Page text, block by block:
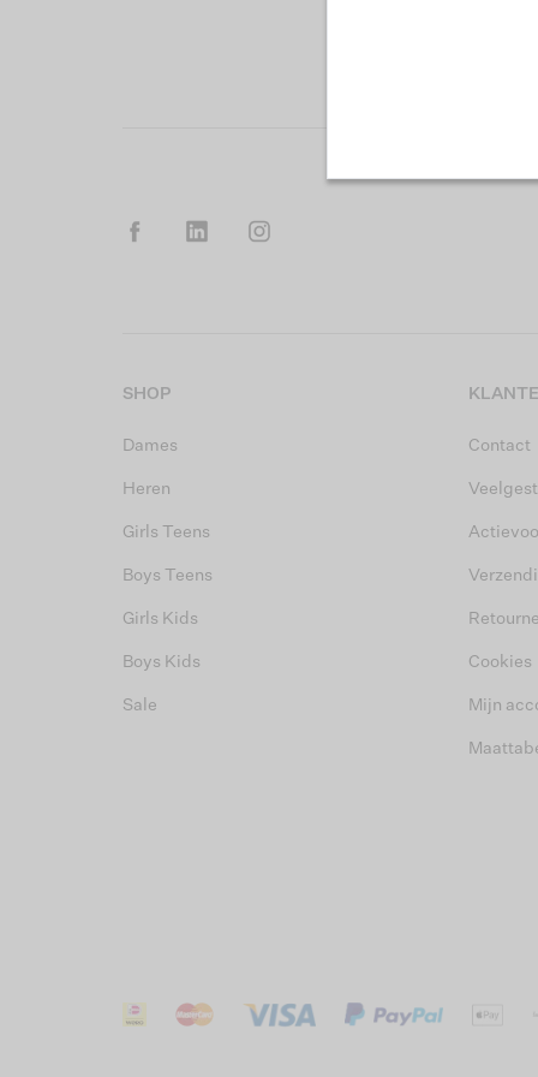
SHOP
Dames
Heren
Girls Teens
Boys Teens
Girls Kids
Boys Kids
Sale
Contact
Cookies
Mijn